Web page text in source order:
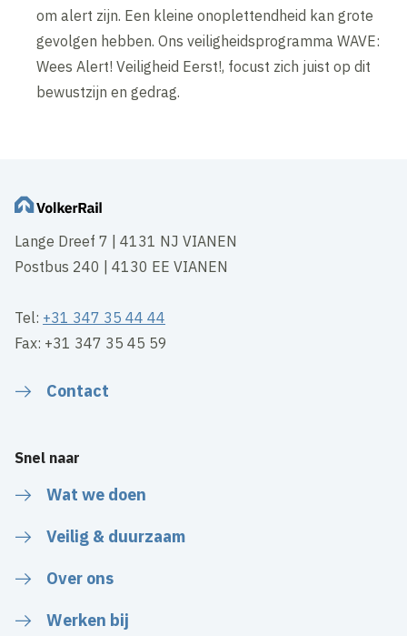
om alert zijn. Een kleine onoplettendheid kan grote
gevolgen hebben. Ons veiligheidsprogramma WAVE:
Wees Alert! Veiligheid Eerst!, focust zich juist op dit
bewustzijn en gedrag.
Lange Dreef 7 | 4131 NJ VIANEN
Postbus 240 | 4130 EE VIANEN
Tel: +31 347 35 44 44
Fax: +31 347 35 45 59
Contact
Snel naar
Wat we doen
Veilig & duurzaam
Over ons
Werken bij